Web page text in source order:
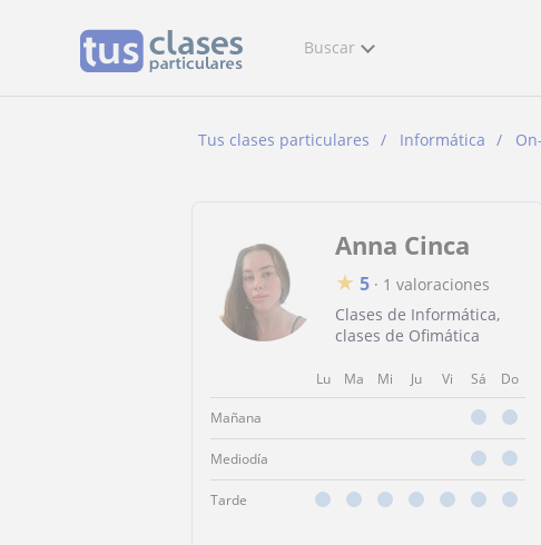
Buscar
Tus clases particulares Informática
Anna Cinca
★ 5 · 1 valoraciones
Clases de Informática,
clases de Ofimática
Lu Ma Mi Ju Vi Sá Do
Mañana
Mediodía
Tarde